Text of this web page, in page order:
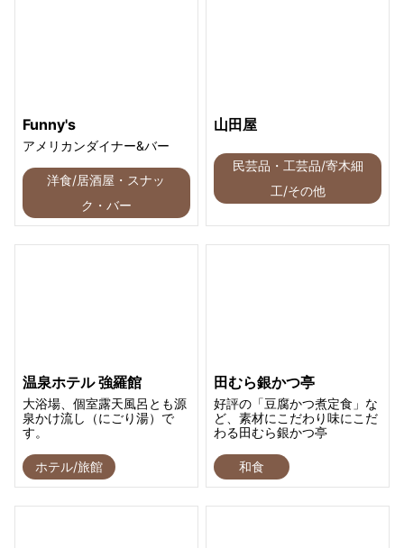
Funny's
アメリカンダイナー&バー
洋食/居酒屋・スナッ
ク・バー
山田屋
民芸品・工芸品/寄木細
工/その他
温泉ホテル 強羅館
大浴場、個室露天風呂とも源
泉かけ流し（にごり湯）で
す。
ホテル/旅館
田むら銀かつ亭
好評の「豆腐かつ煮定食」な
ど、素材にこだわり味にこだ
わる田むら銀かつ亭
和食